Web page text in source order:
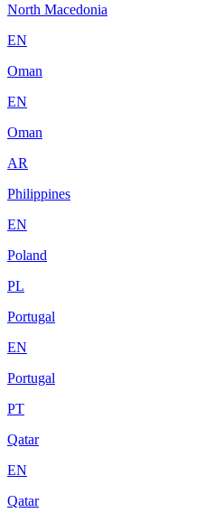
North Macedonia
EN
Oman
EN
Oman
AR
Philippines
EN
Poland
PL
Portugal
EN
Portugal
PT
Qatar
EN
Qatar